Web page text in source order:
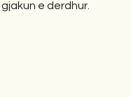
e derdhur.